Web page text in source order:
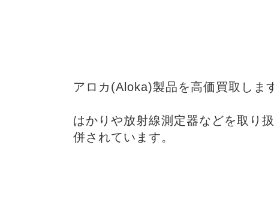
アロカ(Aloka)製品を高価買取しま
はかりや放射線測定器などを取り
併されています。